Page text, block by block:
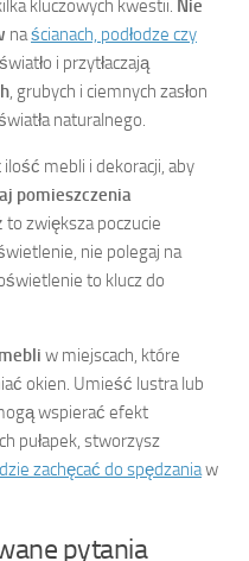
kluczowych kwestii. Nie
naścianach, podłodze czy
i przytłaczają
, grubych i ciemnych zasłon
naturalnego.
mebli i dekoracji, aby
pomieszczenia
to zwiększa poczucie
nie polegaj na
to klucz do
w miejscach, które
okien. Umieść lustra lub
wspierać efekt
pułapek, stworzysz
zachęcać do spędzaniaw
pytania